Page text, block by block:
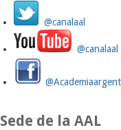
@canalaal
@canalaal
Sede de la AAL